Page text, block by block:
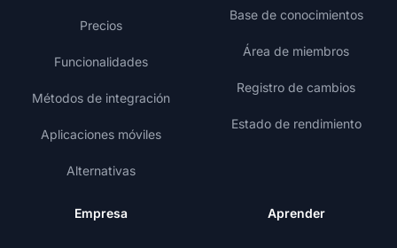
Precios
Funcionalidades
Métodos de integración
Aplicaciones móviles
Alternativas
Base de conocimientos
Área de miembros
Registro de cambios
Estado de rendimiento
Empresa Aprender